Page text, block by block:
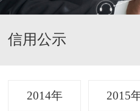
信用公示
2014年 2015